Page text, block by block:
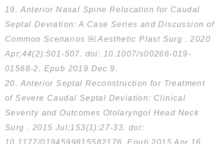
19. Anterior Nasal Spine Relocation for Caudal
Septal Deviation: A Case Series and Discussion of
Common Scenarios ￼ Aesthetic Plast Surg . 2020
Apr;44(2):501-507. doi: 10.1007/s00266-019-
01568-2. Epub 2019 Dec 9.
20. Anterior Septal Reconstruction for Treatment
of Severe Caudal Septal Deviation: Clinical
Severity and Outcomes Otolaryngol Head Neck
Surg . 2015 Jul;153(1):27-33. doi:
10.1177/0194599815582176. Epub 2015 Apr 16.